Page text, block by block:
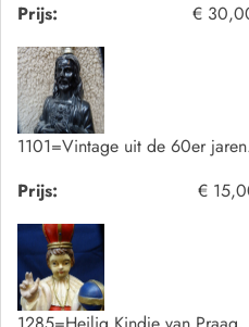
Prijs: €
1101=Vintage uit de 60er
Prijs:
€